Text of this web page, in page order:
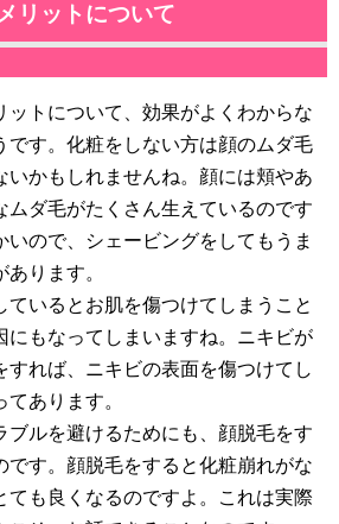
リットについて
トについて、効果がよくわからな
です。化粧をしない方は顔のムダ毛
いかもしれませんね。顔には頬やあ
ムダ毛がたくさん生えているのです
いので、シェービングをしてもうま
ります。
いるとお肌を傷つけてしまうこと
にもなってしまいますね。ニキビが
すれば、ニキビの表面を傷つけてし
あります。
ルを避けるためにも、顔脱毛をす
です。顔脱毛をすると化粧崩れがな
ても良くなるのですよ。これは実際